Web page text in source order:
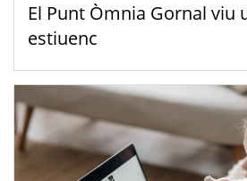
El Punt Òmnia Gornal viu
estiuenc